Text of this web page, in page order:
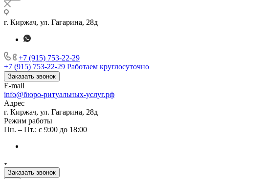
г. Киржач, ул. Гагарина, 28д
+7 (915) 753-22-29
+7 (915) 753-22-29 Работаем круглосуточно
Заказать звонок
E-mail
info@бюро-ритуальных-услуг.рф
Адрес
г. Киржач, ул. Гагарина, 28д
Режим работы
Пн. – Пт.: с 9:00 до 18:00
Заказать звонок